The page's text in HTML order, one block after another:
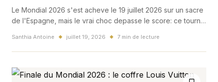
Le Mondial 2026 s'est acheve le 19 juillet 2026 sur un sacre
de l'Espagne, mais le vrai choc depasse le score: ce tournoi
Santhia Antoine ◆ juillet 19, 2026 ◆ 7 min de lecture